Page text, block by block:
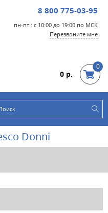
8 800 775-03-95
пн-пт.: с 10:00 до 19:00 по МСК
Перезвоните мне
0 р.
0
Donni